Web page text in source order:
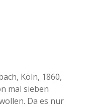
Köln, 1860,
mal sieben
Da es nur